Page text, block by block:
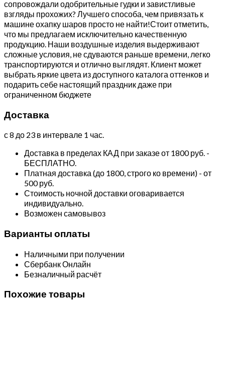
сопровождали одобрительные гудки и завистливые
взгляды прохожих? Лучшего способа, чем привязать к
машине охапку шаров просто не найти!Стоит отметить,
что мы предлагаем исключительно качественную
продукцию. Наши воздушные изделия выдерживают
сложные условия, не сдуваются раньше времени, легко
транспортируются и отлично выглядят. Клиент может
выбрать яркие цвета из доступного каталога оттенков и
подарить себе настоящий праздник даже при
ограниченном бюджете
Доставка
с 8 до 23 в интервале 1 час.
Доставка в пределах КАД при заказе от 1800 руб. -
БЕСПЛАТНО.
Платная доставка (до 1800, строго ко времени) - от
500 руб.
Стоимость ночной доставки оговаривается
индивидуально.
Возможен самовывоз
Варианты оплаты
Наличными при получении
Сбербанк Онлайн
Безналичный расчёт
Похожие товары